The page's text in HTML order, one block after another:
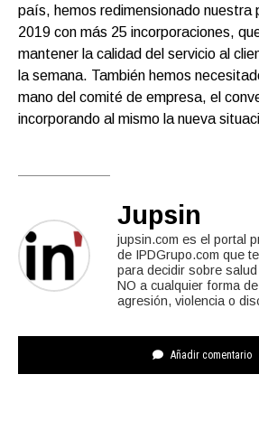
país, hemos redimensionado nuestra
2019 con más 25 incorporaciones,
mantener la calidad del servicio al
la semana. También hemos
mano del comité de empresa, el
incorporando al mismo la nueva
Jupsin
jupsin.com es el portal
de IPDGrupo.com que
para decidir sobre
NO a cualquier forma
agresión, violencia o
Añadir comentario